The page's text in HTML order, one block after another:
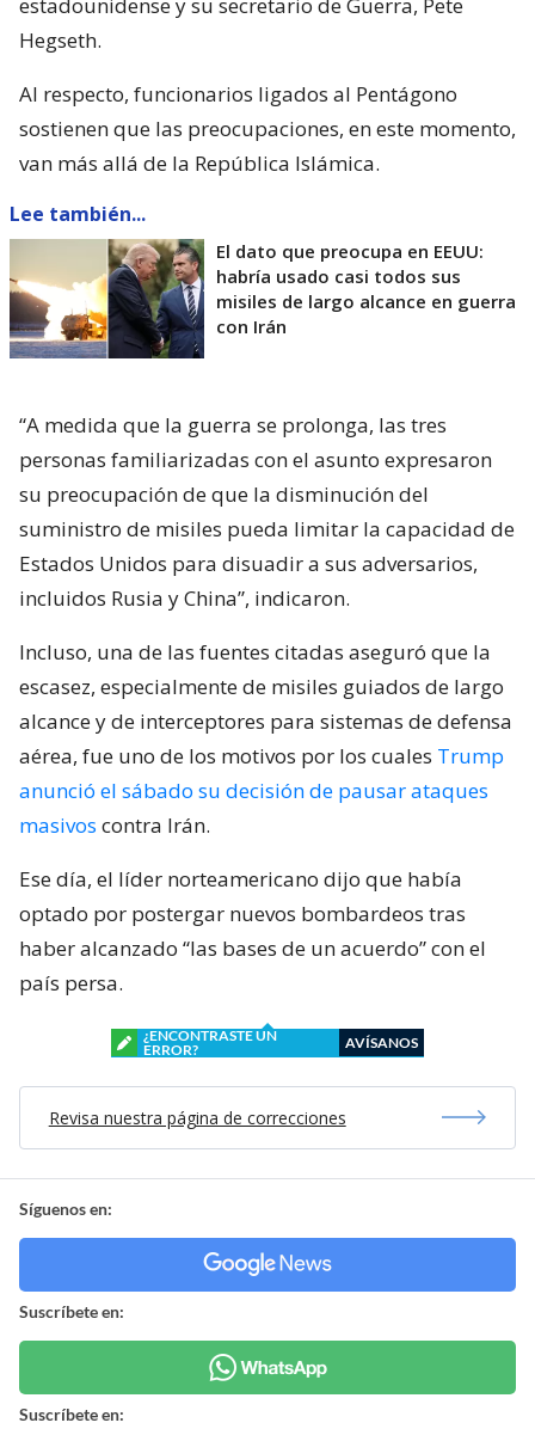
Hegseth.
Al respecto, funcionarios ligados al Pentágono
sostienen que las preocupaciones, en este momento,
van más allá de la República Islámica.
Lee también...
El dato que preocupa en EEUU:
habría usado casi todos sus
misiles de largo alcance en guerra
con Irán
“A medida que la guerra se prolonga, las tres
personas familiarizadas con el asunto expresaron
su preocupación de que la disminución del
suministro de misiles pueda limitar la capacidad de
Estados Unidos para disuadir a sus adversarios,
incluidos Rusia y China”, indicaron.
Incluso, una de las fuentes citadas aseguró que la
escasez, especialmente de misiles guiados de largo
alcance y de interceptores para sistemas de defensa
aérea, fue uno de los motivos por los cuales Trump
anunció el sábado su decisión de pausar ataques
masivos contra Irán.
Ese día, el líder norteamericano dijo que había
optado por postergar nuevos bombardeos tras
haber alcanzado “las bases de un acuerdo” con el
país persa.
¿ENCONTRASTE UN
ERROR?
AVÍSANOS
Revisa nuestra página de correcciones
Síguenos en:
Suscríbete en:
Suscríbete en: